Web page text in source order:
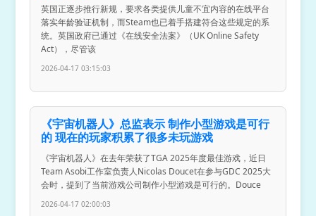
英国正逐步推行新规，要求各类提供儿童不宜内容的在线平台
落实年龄验证机制，而Steam也已着手搭建符合这些规定的系
统。英国政府已通过《在线安全法案》（UK Online Safety
Act），尽管该
2026-04-17 03:15:03
《宇宙机器人》总监表示 制作小型游戏是可行
的 现在的玩家积累了很多未玩游戏
《宇宙机器人》在去年荣获了TGA 2025年度最佳游戏，近日
Team Asobi工作室负责人Nicolas Doucet在参与GDC 2025大
会时，提到了当前游戏公司制作小型游戏是可行的。Douce
2026-04-17 02:00:03